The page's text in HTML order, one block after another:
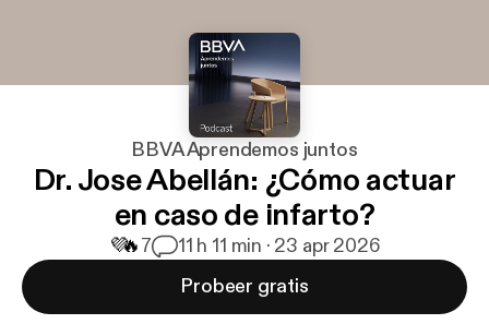
BBVA Aprendemos juntos
Dr. Jose Abellán: ¿Cómo actuar
en caso de infarto?
💜🔥7 11 h 11 min · 23 apr 2026
Probeer gratis